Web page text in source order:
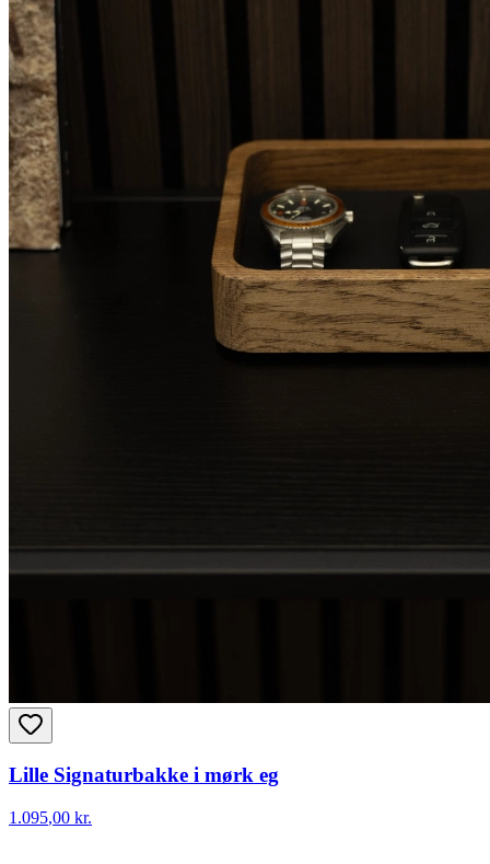
Lille Signaturbakke i mørk eg
1.095,00 kr.